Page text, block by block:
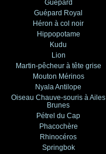
Guépard
Guépard Royal
Héron à col noir
Hippopotame
Kudu
Lion
Martin-pêcheur à tête grise
Mouton Mérinos
Nyala Antilope
Oiseau Chauve-souris à Ailes
Brunes
Pétrel du Cap
Phacochère
Rhinocéros
Springbok